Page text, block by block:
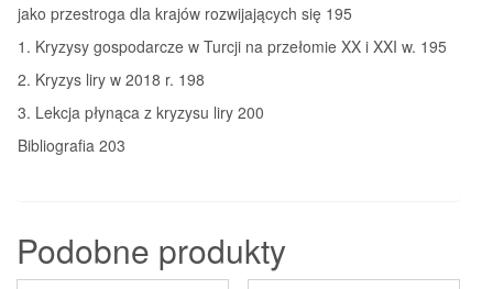
jako przestroga dla krajów rozwijających się 195
1. Kryzysy gospodarcze w Turcji na przełomie XX i XXI w. 195
2. Kryzys liry w 2018 r. 198
3. Lekcja płynąca z kryzysu liry 200
Bibliografia 203
Podobne produkty